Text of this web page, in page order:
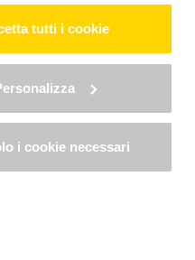
tutti i cookie
i cookie necessari